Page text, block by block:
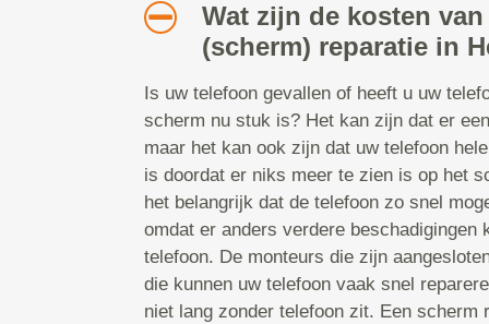
Wat zijn de kosten
(scherm) reparatie in
Is uw telefoon gevallen of heeft u uw
scherm nu stuk is? Het kan zijn dat er
maar het kan ook zijn dat uw telefoon
is doordat er niks meer te zien is op het
het belangrijk dat de telefoon zo snel
omdat er anders verdere beschadigingen
telefoon. De monteurs die zijn
die kunnen uw telefoon vaak snel
niet lang zonder telefoon zit. Een scherm